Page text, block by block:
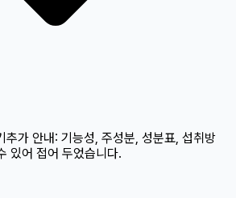
추가 안내: 기능성, 주성분, 성분표, 섭취방
있어 접어 두었습니다.